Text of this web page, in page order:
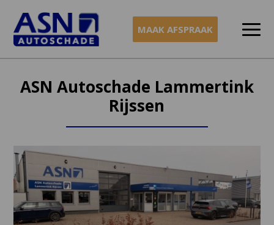
inhoud
MAAK AFSPRAAK
ASN Autoschade Lammertink
Rijssen